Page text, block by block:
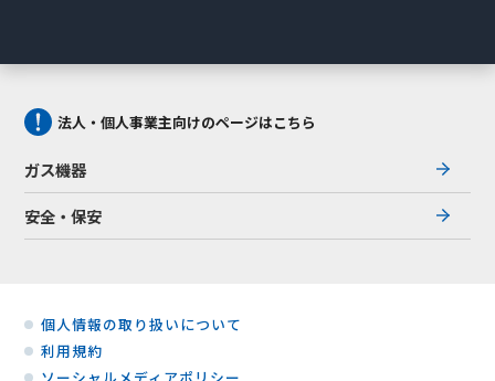
法人・個人事業主向けのページはこちら
ガス機器
安全・保安
個人情報の取り扱いについて
利用規約
ソーシャルメディアポリシー